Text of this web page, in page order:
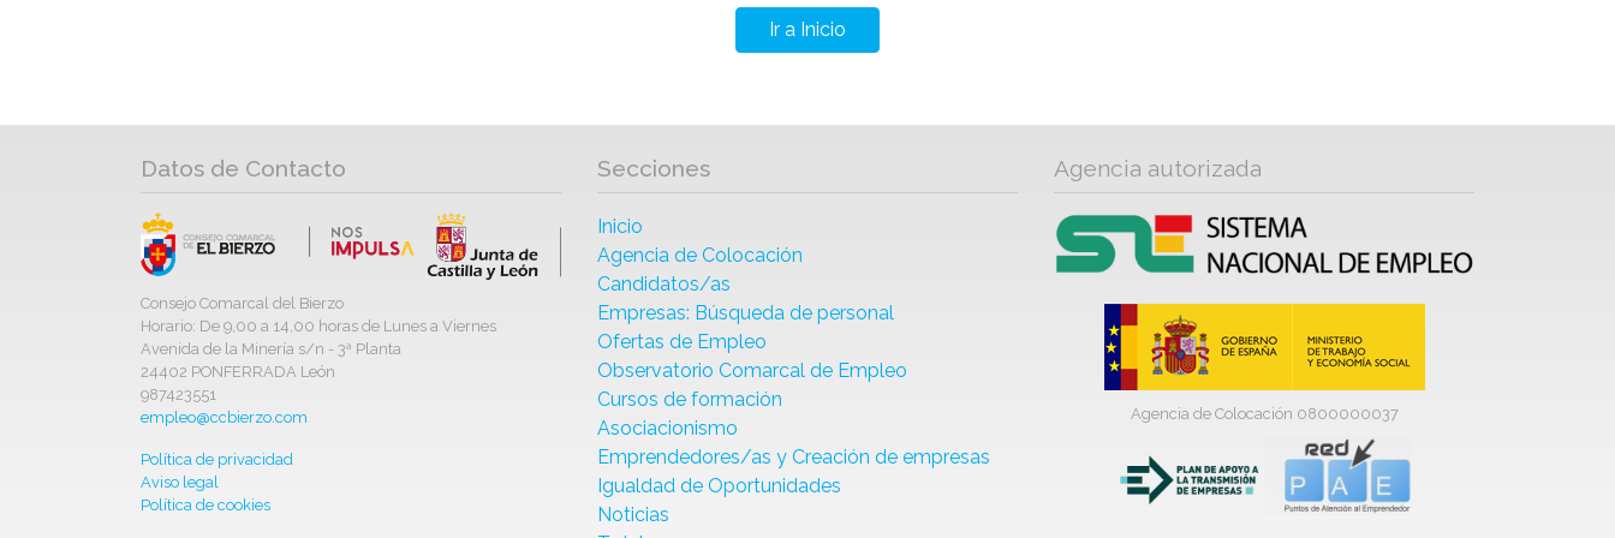
Ir a Inicio
Datos de Contacto
Consejo Comarcal del Bierzo
Horario: De 9,00 a 14,00 horas de Lunes a Viernes
Avenida de la Minería s/n - 3ª Planta
24402 PONFERRADA León
987423551
empleo@ccbierzo.com
Política de privacidad
Aviso legal
Política de cookies
Secciones
Inicio
Agencia de Colocación
Candidatos/as
Empresas: Búsqueda de personal
Ofertas de Empleo
Observatorio Comarcal de Empleo
Cursos de formación
Asociacionismo
Emprendedores/as y Creación de empresas
Igualdad de Oportunidades
Noticias
Agencia autorizada
Agencia de Colocación 0800000037